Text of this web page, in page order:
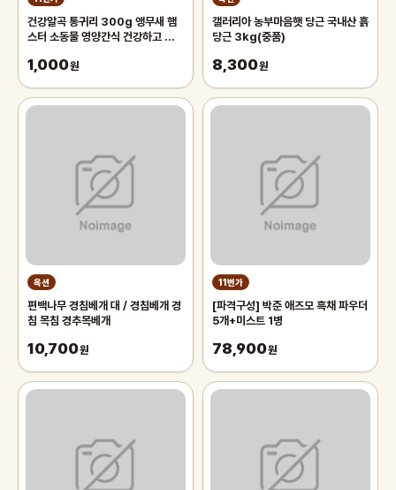
건강알곡 통귀리 300g 앵무새 햄
스터 소동물 영양간식 건강하고 깨끗
1,000원
갤러리아 농부마음햇 당근 국내산 흙
당근 3kg(중품)
8,300원
옥션
편백나무 경침베개 대 / 경침베개 경
침 목침 경추목베개
10,700원
11번가
[파격구성] 박준 애즈모 흑채 파우더
5개+미스트 1병
78,900원